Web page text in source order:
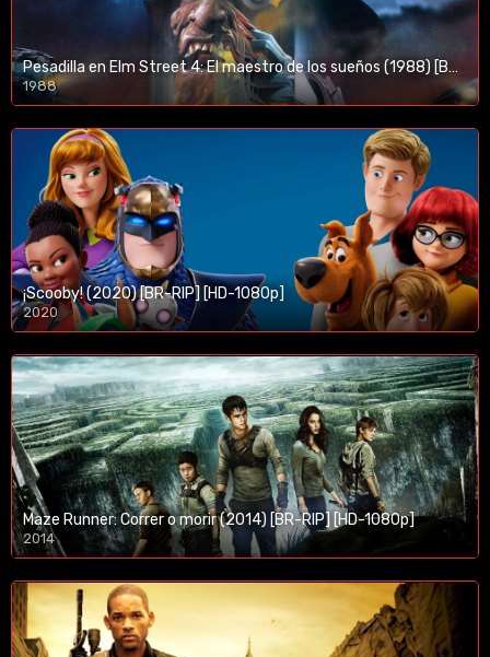
Pesadilla en Elm Street 4: El maestro de los sueños (1988) [BR-RIP] [HD-1080p]
1988
¡Scooby! (2020) [BR-RIP] [HD-1080p]
2020
1080p/720p
Maze Runner: Correr o morir (2014) [BR-RIP] [HD-1080p]
2014
1080p/720p